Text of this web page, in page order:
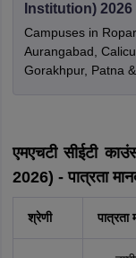
Institution) 2026
Campuses in
Aurangabad,
Gorakhpur, Patna
एमएचटी सीईटी
2026) - पात्रता
श्रेणी पात्रता